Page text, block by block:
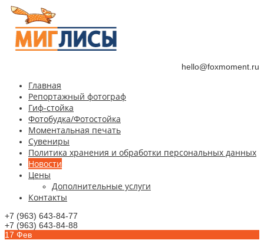
hello@foxmoment.ru
Главная
Репортажный фотограф
Гиф-стойка
Фотобудка/Фотостойка
Моментальная печать
Сувениры
Политика хранения и обработки персональных данных
Новости
Цены
Дополнительные услуги
Контакты
+7 (963) 643-84-77
+7 (963) 643-84-88
17 Фев